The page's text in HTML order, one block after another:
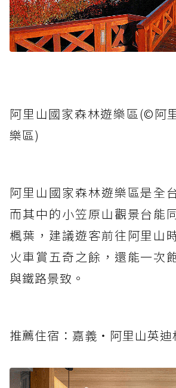
阿里山國家森林遊樂區(©阿
樂區)
阿里山國家森林遊樂區是全
而其中的小笠原山觀景台能
楓葉，建議遊客前往阿里山
火車賞五奇之餘，還能一次
與鐵路景致。
推薦住宿：嘉義‧阿里山英迪